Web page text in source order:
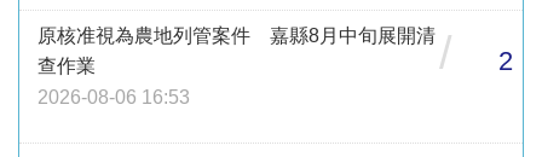
原核准視為農地列管案件 嘉縣8月中旬展開清
查作業
2026-08-06 16:53
/ 2